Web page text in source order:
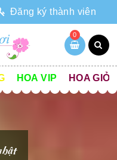
Đăng ký thành viên
0
HOA VIP HOA GIỎ